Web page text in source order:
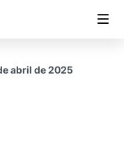
abril de 2025